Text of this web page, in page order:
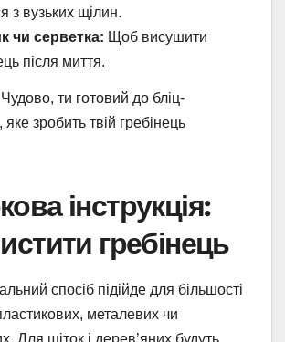
з вузьких щілин.
чи серветка: Щоб висушити
після миття.
ти готовий до бліц-
зробить твій гребінець
інструкція:
гребінець
спосіб підійде для більшості
металевих чи